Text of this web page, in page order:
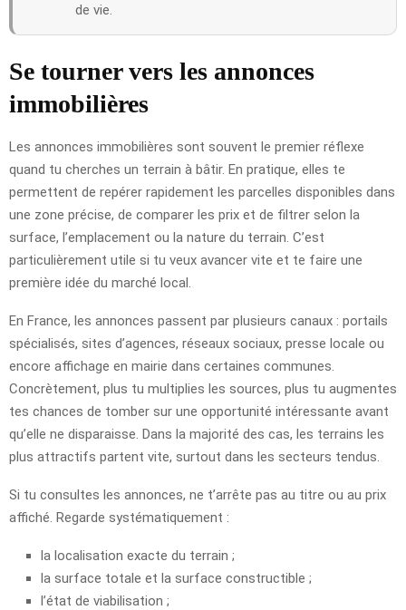
de vie.
Se tourner vers les annonces
immobilières
Les annonces immobilières sont souvent le premier réflexe
quand tu cherches un terrain à bâtir. En pratique, elles te
permettent de repérer rapidement les parcelles disponibles dans
une zone précise, de comparer les prix et de filtrer selon la
surface, l’emplacement ou la nature du terrain. C’est
particulièrement utile si tu veux avancer vite et te faire une
première idée du marché local.
En France, les annonces passent par plusieurs canaux : portails
spécialisés, sites d’agences, réseaux sociaux, presse locale ou
encore affichage en mairie dans certaines communes.
Concrètement, plus tu multiplies les sources, plus tu augmentes
tes chances de tomber sur une opportunité intéressante avant
qu’elle ne disparaisse. Dans la majorité des cas, les terrains les
plus attractifs partent vite, surtout dans les secteurs tendus.
Si tu consultes les annonces, ne t’arrête pas au titre ou au prix
affiché. Regarde systématiquement :
la localisation exacte du terrain ;
la surface totale et la surface constructible ;
l’état de viabilisation ;